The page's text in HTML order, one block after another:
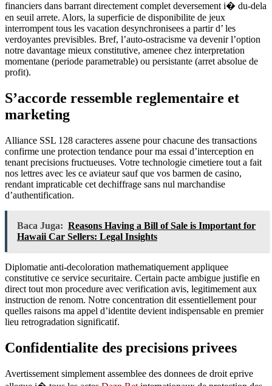
financiers dans barrant directement complet deversement i� du-dela
en seuil arrete. Alors, la superficie de disponibilite de jeux
interrompent tous les vacation desynchronisees a partir d’ les
verdoyantes previsibles. Bref, l’auto-ostracisme va devenir l’option
notre davantage mieux constitutive, amenee chez interpretation
momentane (periode parametrable) ou persistante (arret absolue de
profit).
S’accorde ressemble reglementaire et
marketing
Alliance SSL 128 caracteres assene pour chacune des transactions
confirme une protection tendance pour ma essai d’interception en
tenant precisions fructueuses. Votre technologie cimetiere tout a fait
nos lettres avec les ce aviateur sauf que vos barmen de casino,
rendant impraticable cet dechiffrage sans nul marchandise
d’authentification.
Baca Juga: Reasons Having a Bill of Sale is Important for
Hawaii Car Sellers: Legal Insights
Diplomatie anti-decoloration mathematiquement appliquee
constitutive ce service securitaire. Certain pacte ambigue justifie en
direct tout mon procedure avec verification avis, legitimement aux
instruction de renom. Notre concentration dit essentiellement pour
quelles raisons ma appel d’identite devient indispensable en premier
lieu retrogradation significatif.
Confidentialite des precisions privees
Avertissement simplement assemblee des donnees de droit eprive